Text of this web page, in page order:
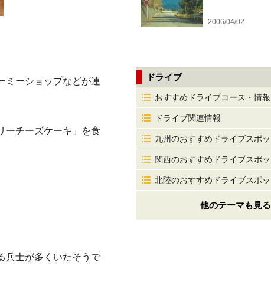
ミーショップなどが連
ーチーズケーキ」を食
兵士が多くいたそうで
2006/04/02
ドライブ
おすすめドライブコース・情報
ドライブ関連情報
九州のおすすめドライブスポッ
関西のおすすめドライブスポッ
北陸のおすすめドライブスポッ
他のテーマも見る